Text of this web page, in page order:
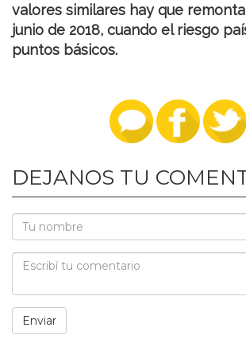
valores similares hay que
junio de 2018, cuando el riesgo
puntos básicos.
DEJANOS TU